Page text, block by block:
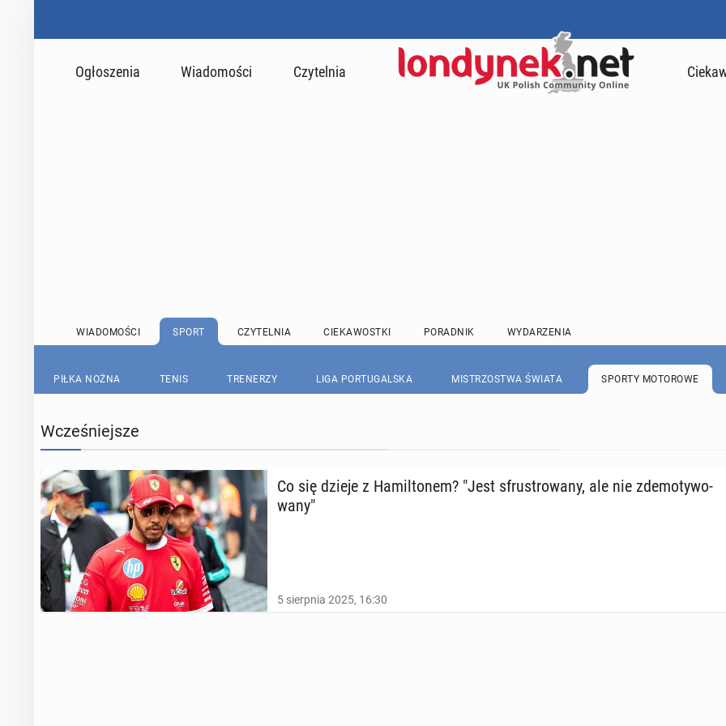
Ogłoszenia Wiadomości Czytelnia
WIADOMOŚCI SPORT CZYTELNIA CIEKAWOSTKI PORADNIK WYDARZENIA
PIŁKA NOŻNA TENIS TRENERZY LIGA PORTUGALSKA MISTRZOSTWA ŚWIATA SPORTY MOTOROWE
Wcześniejsze
Co się dzieje z Ha­mil­to­nem? "Jest sfru­stro­wa­ny, ale nie zde­mo­ty­wo­
wa­ny"
5 sierpnia 2025, 16:30